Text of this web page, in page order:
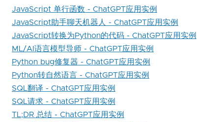
JavaScript 单行函数 - ChatGPT应用实例
JavaScript助手聊天机器人 - ChatGPT应用实例
JavaScript转换为Python的代码 - ChatGPT应用实例
ML/AI语言模型导师 - ChatGPT应用实例
Python bug修复器 - ChatGPT应用实例
Python转自然语言 - ChatGPT应用实例
SQL翻译 - ChatGPT应用实例
SQL请求 - ChatGPT应用实例
TL;DR 总结 - ChatGPT应用实例